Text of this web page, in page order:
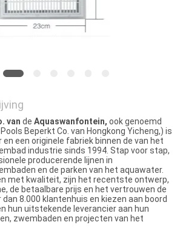
van de Aquaswanfontein, ook genoemd
Beperkt Co. van Hongkong Yicheng,) is
en een originele fabriek binnen de van het
industrie sinds 1994. Stap voor stap,
producerende lijnen in
en de parken van het aquawater.
met kwaliteit, zijn het recentste ontwerp,
de betaalbare prijs en het vertrouwen de
8.000 klantenhuis en kiezen aan boord
hun uitstekende leverancier aan hun
zwembaden en projecten van het